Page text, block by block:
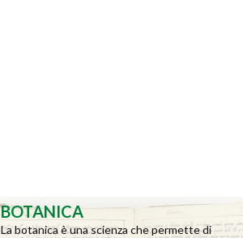
BOTANICA
La botanica è una scienza che permette di